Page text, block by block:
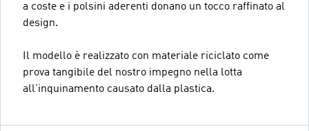
a coste e i polsini aderenti donano un tocco raffinato al
design.
Il modello è realizzato con materiale riciclato come
prova tangibile del nostro impegno nella lotta
all'inquinamento causato dalla plastica.